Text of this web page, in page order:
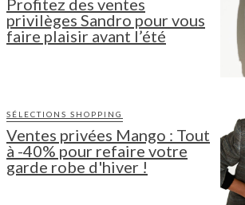
privilèges Sandro pour vous
faire plaisir avant l’été
SÉLECTIONS SHOPPING
Ventes privées Mango : Tout
à -40% pour refaire votre
garde robe d'hiver !